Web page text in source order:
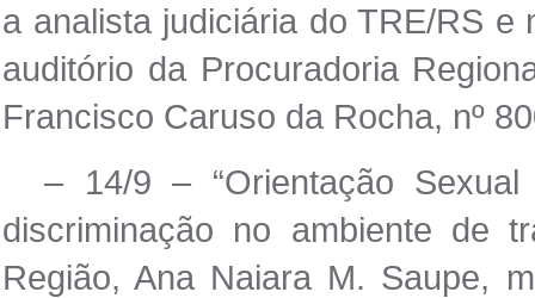
a analista judiciária do TRE/RS
auditório da Procuradoria
Francisco Caruso da Rocha, nº
– 14/9 – “Orientação
discriminação no ambiente de
Região, Ana Naiara M. Saupe,